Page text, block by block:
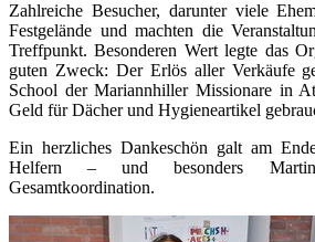
Zahlreiche Besucher, darunter viele
Festgelände und machten die
Treffpunkt. Besonderen Wert legte das
guten Zweck: Der Erlös aller Verkäufe
School der Mariannhiller Missionare in
Geld für Dächer und Hygieneartikel
Ein herzliches Dankeschön galt am
Helfern – und besonders
Gesamtkoordination.